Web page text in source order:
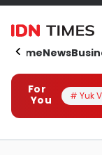
HomeNews
For
You
# Yuk